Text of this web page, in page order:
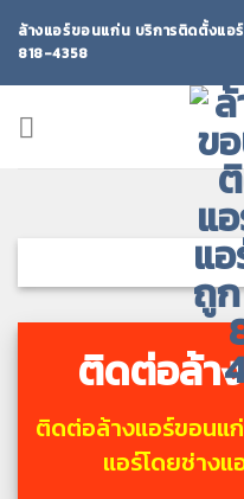
ล้างแอร์ขอนแก่น บริการติดตั้งแ
818-4358
ติดต่อล้า
ติดต่อล้างแอร์ขอนแ
แอร์โดยช่าง